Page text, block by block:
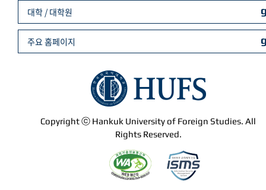
Copyright ⓒ Hankuk University of Foreign Studies. All
Rights Reserved.
대학 / 대학원
주요 홈페이지